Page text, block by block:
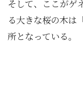
そして、ここがゲ
る大きな桜の木は
所となっている。